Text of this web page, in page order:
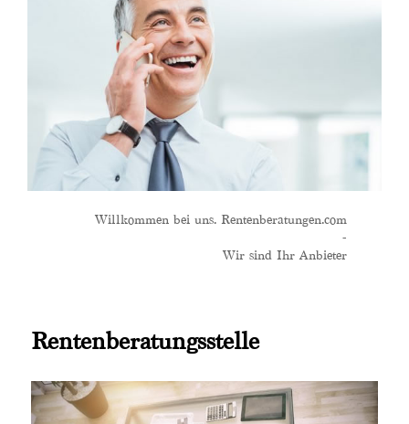
Willkommen bei uns. Rentenberatungen.com
-
Wir sind Ihr Anbieter
Rentenberatungsstelle